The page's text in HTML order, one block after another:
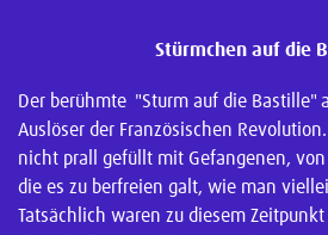
Stürmchen auf die
Der berühmte "Sturm auf die Bastille"
Auslöser der Französischen
nicht prall gefüllt mit Gefangenen,
die es zu berfreien galt, wie man
Tatsächlich waren zu diesem